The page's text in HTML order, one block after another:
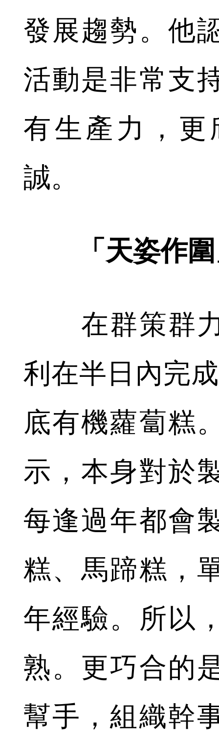
發展趨勢。他
活動是非常支
有生產力，
誠。
「天姿作圍
在群策群力
利在半日內完
底有機蘿蔔糕
示，本身對於
每逢過年都會
糕、馬蹄糕，
年經驗。所以
熟。更巧合的
幫手，組織幹